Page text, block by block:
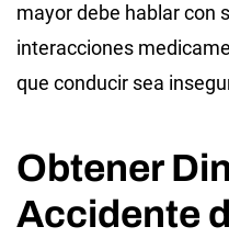
mayor debe hablar con
interacciones
que conducir sea
Obtener
Accidente